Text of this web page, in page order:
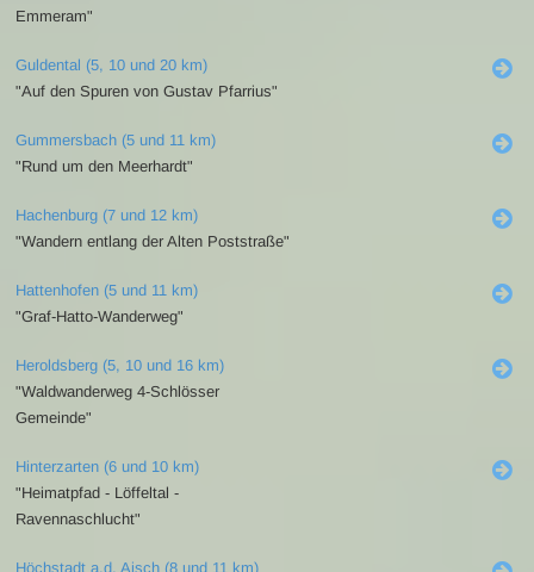
Emmeram"
Guldental (5, 10 und 20 km)
"Auf den Spuren von Gustav Pfarrius"
Gummersbach (5 und 11 km)
"Rund um den Meerhardt"
Hachenburg (7 und 12 km)
"Wandern entlang der Alten Poststraße"
Hattenhofen (5 und 11 km)
"Graf-Hatto-Wanderweg"
Heroldsberg (5, 10 und 16 km)
"Waldwanderweg 4-Schlösser
Gemeinde"
Hinterzarten (6 und 10 km)
"Heimatpfad - Löffeltal -
Ravennaschlucht"
Höchstadt a.d. Aisch (8 und 11 km)